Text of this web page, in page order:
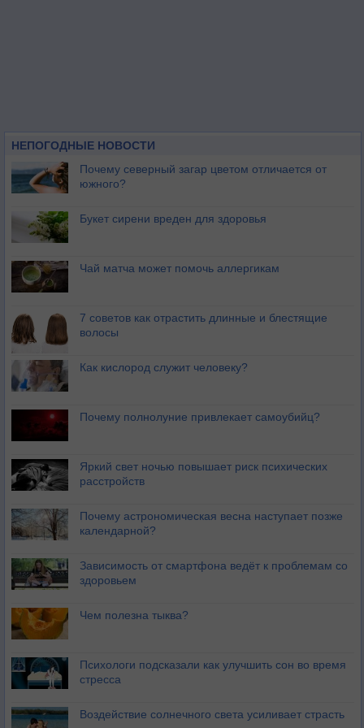
НЕПОГОДНЫЕ НОВОСТИ
Почему северный загар цветом отличается от
южного?
Букет сирени вреден для здоровья
Чай матча может помочь аллергикам
7 советов как отрастить длинные и блестящие
волосы
Как кислород служит человеку?
Почему полнолуние привлекает самоубийц?
Яркий свет ночью повышает риск психических
расстройств
Почему астрономическая весна наступает позже
календарной?
Зависимость от смартфона ведёт к проблемам со
здоровьем
Чем полезна тыква?
Психологи подсказали как улучшить сон во время
стресса
Воздействие солнечного света усиливает страсть